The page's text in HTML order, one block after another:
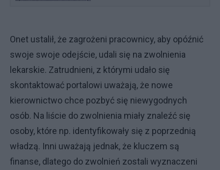
Onet ustalił, że zagrożeni pracownicy, aby opóźnić
swoje swoje odejście, udali się na zwolnienia
lekarskie. Zatrudnieni, z którymi udało się
skontaktować portalowi uważają, że nowe
kierownictwo chce pozbyć się niewygodnych
osób. Na liście do zwolnienia miały znaleźć się
osoby, które np. identyfikowały się z poprzednią
władzą. Inni uważają jednak, że kluczem są
finanse, dlatego do zwolnień zostali wyznaczeni